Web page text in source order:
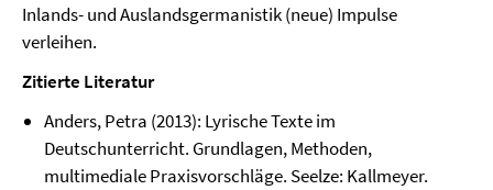
Inlands- und Auslandsgermanistik (neue) Impulse
verleihen.
Zitierte Literatur
Anders, Petra (2013): Lyrische Texte im
Deutschunterricht. Grundlagen, Methoden,
multimediale Praxisvorschläge. Seelze: Kallmeyer.